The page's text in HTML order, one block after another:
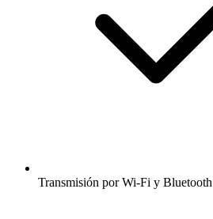
Transmisión por Wi-Fi y Bluetooth